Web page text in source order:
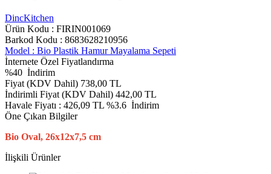
DincKitchen
Ürün Kodu : FIRIN001069
Barkod Kodu : 8683628210956
Model : Bio Plastik Hamur Mayalama Sepeti
İnternete Özel Fiyatlandırma
%40 İndirim
Fiyat (KDV Dahil) 738,00 TL
İndirimli Fiyat (KDV Dahil) 442,00 TL
Havale Fiyatı : 426,09 TL %3.6 İndirim
Öne Çıkan Bilgiler
Bio Oval, 26x12x7,5 cm
İlişkili Ürünler